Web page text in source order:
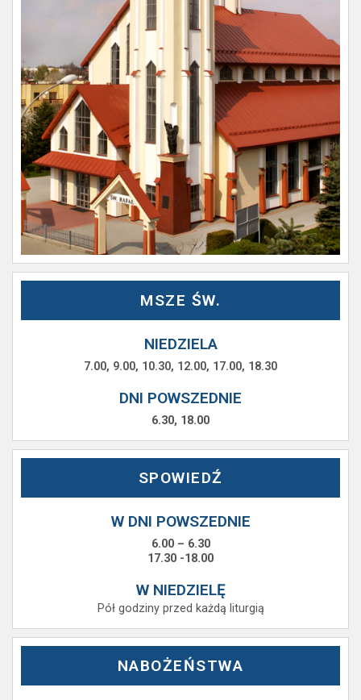
MSZE ŚW.
NIEDZIELA
7.00, 9.00, 10.30, 12.00, 17.00, 18.30
DNI POWSZEDNIE
6.30, 18.00
SPOWIEDŹ
W DNI POWSZEDNIE
6.00 – 6.30
17.30 -18.00
W NIEDZIELĘ
Pół godziny przed każdą liturgią
NABOŻEŃSTWA